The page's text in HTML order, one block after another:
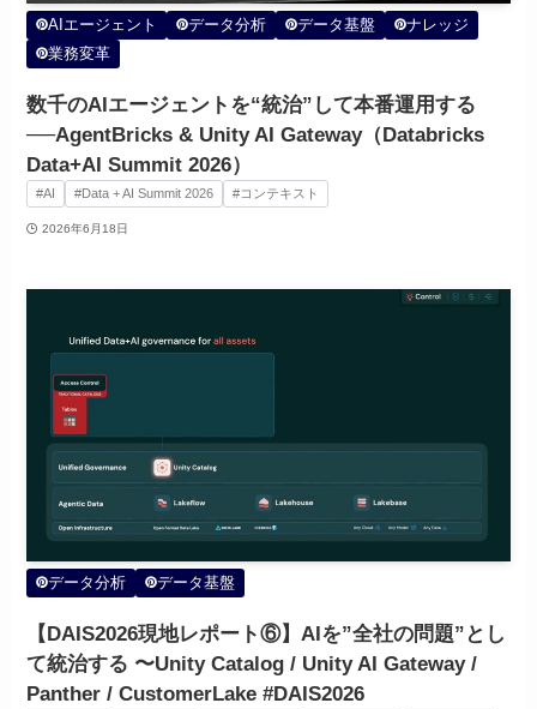
AIエージェント データ分析 データ基盤
ナレッジ
業務変革
数千のAIエージェントを“統治”して本番運用する
──AgentBricks & Unity AI Gateway（Databricks
Data+AI Summit 2026）
#AI #Data + AI Summit 2026 #コンテキスト
2026年6月18日
データ分析 データ基盤
【DAIS2026現地レポート⑥】AIを”全社の問題”とし
て統治する 〜Unity Catalog / Unity AI Gateway /
Panther / CustomerLake #DAIS2026